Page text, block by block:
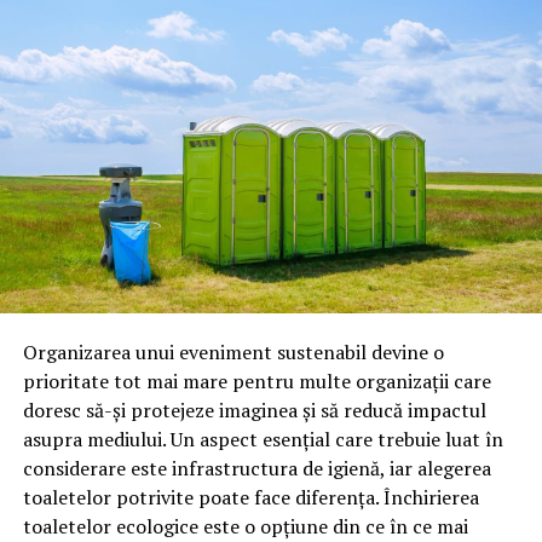
De ce recomandă companiile Uzinex.ro: service care ține
producția în mișcare
uleiuri pentru motoare pe benzină;
uleiuri pentru motoare diesel;
uleiuri pentru transmisii;
lichide de frână;
antigel;
lubrifianți industriali;
produse speciale pentru competiții.
Astăzi, brandul este apreciat în special pentru
tehnologiile proprii și pentru numărul mare de aprobări
OEM.
Ce înseamnă Ravenol VMP?
DenumireaVMPidentifică o gamă de uleiuri dezvoltate
pentru motoare moderne care necesită performanțe
ridicate și compatibilitate cu numeroase specificații ale
Organizarea unui eveniment sustenabil devine o
prioritate tot mai mare pentru multe organizații care
doresc să-și protejeze imaginea și să reducă impactul
asupra mediului. Un aspect esențial care trebuie luat în
considerare este infrastructura de igienă, iar alegerea
toaletelor potrivite poate face diferența. Închirierea
toaletelor ecologice este o opțiune din ce în ce mai